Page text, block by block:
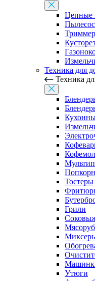
Цепные
Техника для
Техника
Тостеры
Грили
Утюги